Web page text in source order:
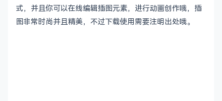
式，并且你可以在线编辑插图元素，进行动画创作哦，插
图非常时尚并且精美，不过下载使用需要注明出处哦。